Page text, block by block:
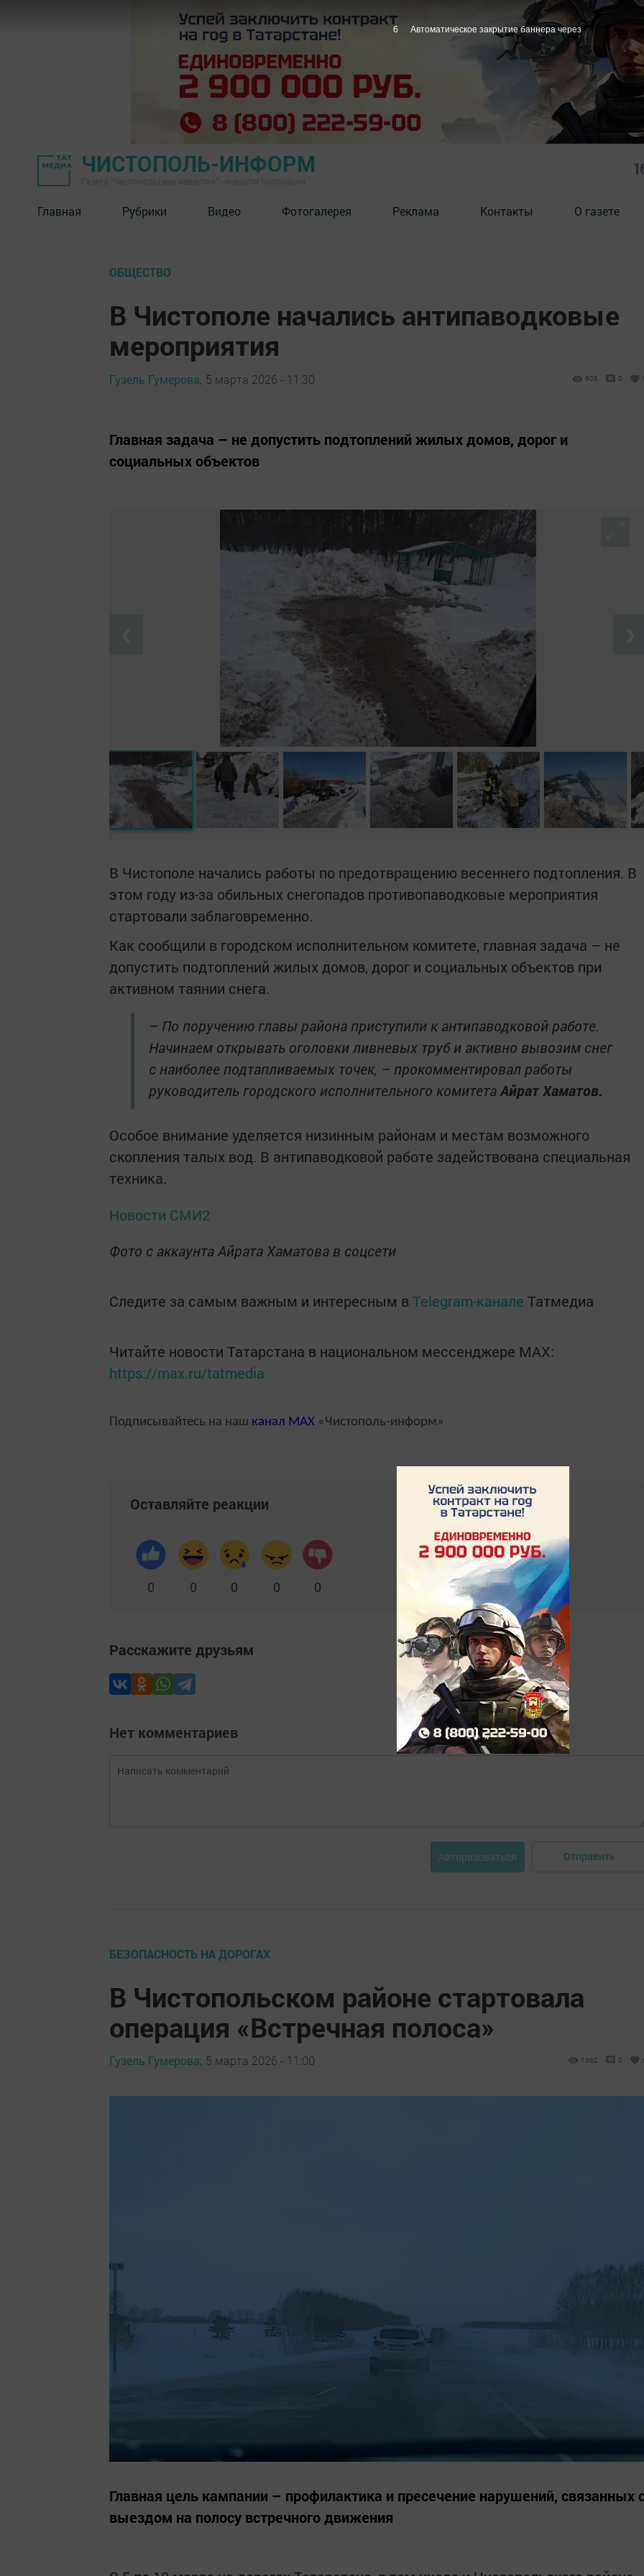
ЧИСТОПОЛЬ-ИНФОРМ
Главная Рубрики Видео Фотогалерея Реклама Контакты О газете
ОБЩЕСТВО
В Чистополе начались антипаводковые
мероприятия
Гузель Гумерова, 5 марта 2026 - 11:30 605 0
Главная задача – не допустить подтоплений жилых домов, дорог и
социальных объектов
В Чистополе начались работы по предотвращению весеннего подтопления. В
этом году из-за обильных снегопадов противопаводковые мероприятия
стартовали заблаговременно.
Как сообщили в городском исполнительном комитете, главная задача – не
допустить подтоплений жилых домов, дорог и социальных объектов при
активном таянии снега.
– По поручению главы района приступили к антипаводковой работе.
Начинаем открывать оголовки ливневых труб и активно вывозим снег
с наиболее подтапливаемых точек, – прокомментировал работы
руководитель городского исполнительного комитетаАйрат Хаматов.
Особое внимание уделяется низинным районам и местам возможного
скопления талых вод. В антипаводковой работе задействована специальная
техника.
Новости СМИ2
Фото с аккаунта Айрата Хаматова в соцсети
Следите за самым важным и интересным в Telegram-канале Татмедиа
Читайте новости Татарстана в национальном мессенджере MАХ:
https://max.ru/tatmedia
Подписывайтесь на наш канал MAX «Чистополь-информ»
Оставляйте реакции
0 0 0 0 0
Расскажите друзьям
Нет комментариев
Авторизоваться Отправить
БЕЗОПАСНОСТЬ НА ДОРОГАХ
В Чистопольском районе стартовала
операция «Встречная полоса»
Гузель Гумерова, 5 марта 2026 - 11:00 1362 0
Главная цель кампании – профилактика и пресечение нарушений, связанных
выездом на полосу встречного движения
5 Автоматическое закрытие баннера через